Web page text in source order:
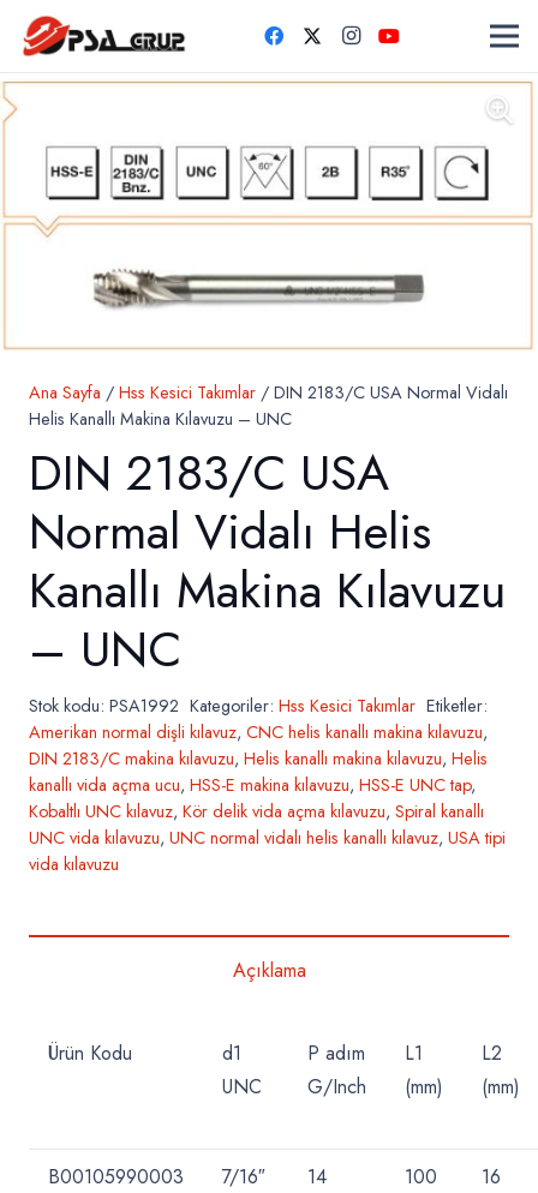
Ana Sayfa / Hss Kesici Takımlar / DIN 2183/C USA Normal Vidalı
Helis Kanallı Makina Kılavuzu – UNC
DIN 2183/C USA
Normal Vidalı Helis
Kanallı Makina Kılavuzu
– UNC
Stok kodu: PSA1992 Kategoriler: Hss Kesici Takımlar Etiketler:
Amerikan normal dişli kılavuz, CNC helis kanallı makina kılavuzu,
DIN 2183/C makina kılavuzu, Helis kanallı makina kılavuzu, Helis
kanallı vida açma ucu, HSS-E makina kılavuzu, HSS-E UNC tap,
Kobaltlı UNC kılavuz, Kör delik vida açma kılavuzu, Spiral kanallı
UNC vida kılavuzu, UNC normal vidalı helis kanallı kılavuz, USA tipi
vida kılavuzu
Açıklama
Ürün Kodu
d1
UNC
P adım
G/Inch
L1
(mm)
L2
(mm)
B00105990003 7/16″ 14 100 16